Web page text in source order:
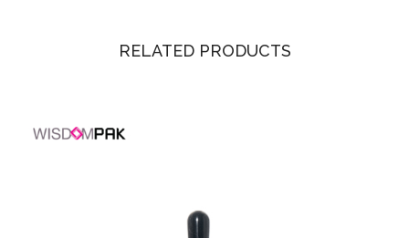
RELATED PRODUCTS